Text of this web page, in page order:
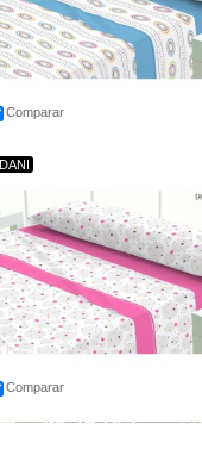
Comparar
DANI
Comparar